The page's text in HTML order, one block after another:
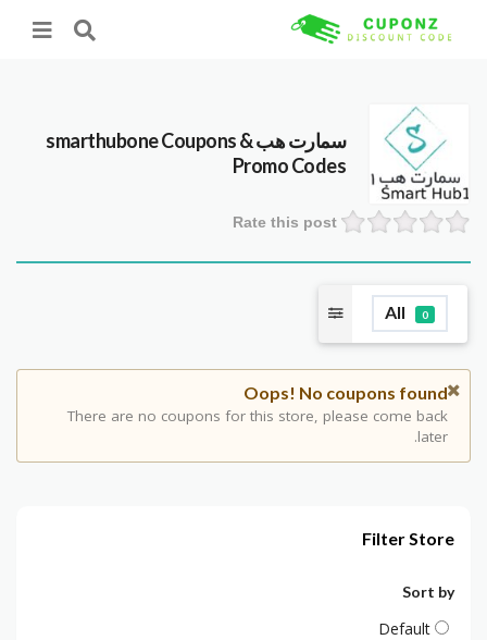
سمارت هب smarthuboneCoupons &
Promo Codes
Rate this post
All 0
Oops! No coupons found
There are no coupons for this store, please come back
later.
Filter Store
Sort by
Default